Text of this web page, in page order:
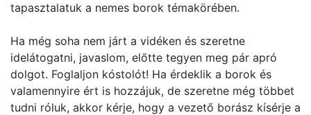
tapasztalatuk a nemes borok témakörében.
Ha még soha nem járt a vidéken és szeretne
idelátogatni, javaslom, előtte tegyen meg pár apró
dolgot. Foglaljon kóstolót! Ha érdeklik a borok és
valamennyire ért is hozzájuk, de szeretne még többet
tudni róluk, akkor kérje, hogy a vezető borász kísérje a